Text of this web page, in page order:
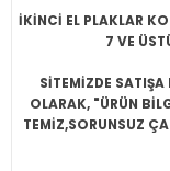
İKİNCİ EL PLAKLAR
7 VE
SİTEMİZDE
OLARAK, "ÜRÜN
TEMİZ,SORUNSUZ